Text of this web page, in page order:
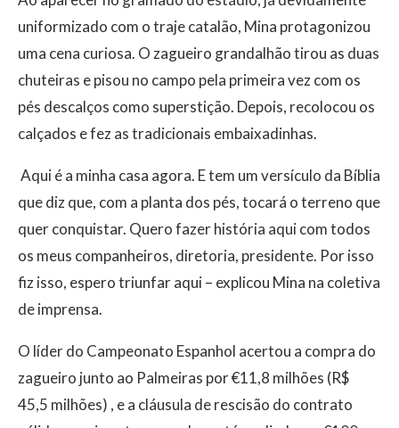
uniformizado com o traje catalão, Mina protagonizou
uma cena curiosa. O zagueiro grandalhão tirou as duas
chuteiras e pisou no campo pela primeira vez com os
pés descalços como superstição. Depois, recolocou os
calçados e fez as tradicionais embaixadinhas.
Aqui é a minha casa agora. E tem um versículo da Bíblia
que diz que, com a planta dos pés, tocará o terreno que
quer conquistar. Quero fazer história aqui com todos
os meus companheiros, diretoria, presidente. Por isso
fiz isso, espero triunfar aqui – explicou Mina na coletiva
de imprensa.
O líder do Campeonato Espanhol acertou a compra do
zagueiro junto ao Palmeiras por €11,8 milhões (R$
45,5 milhões) , e a cláusula de rescisão do contrato